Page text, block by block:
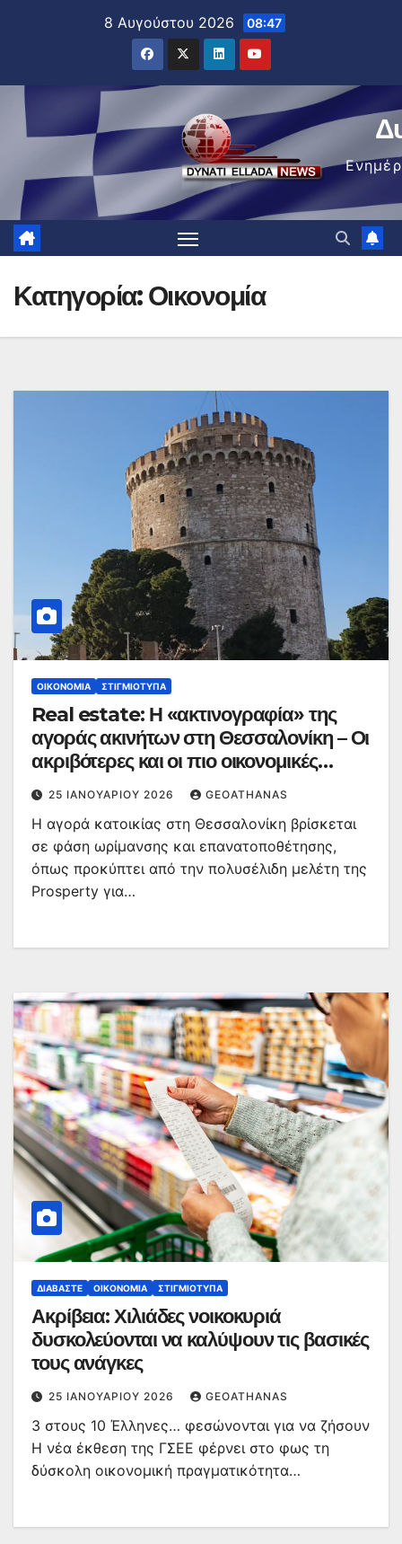
8 Αυγούστου 2026 08:47
Κατηγορία:Οικονομία
ΟΙΚΟΝΟΜΊΑ ΣΤΙΓΜΙΌΤΥΠΑ
Real estate: Η «ακτινογραφία» της
αγοράς ακινήτων στη Θεσσαλονίκη – Οι
ακριβότερες και οι πιο οικονομικές
περιοχές
25 ΙΑΝΟΥΑΡΊΟΥ 2026 GEOATHANAS
Η αγορά κατοικίας στη Θεσσαλονίκη βρίσκεται
σε φάση ωρίμανσης και επανατοποθέτησης,
όπως προκύπτει από την πολυσέλιδη μελέτη της
Prosperty για…
ΔΙΑΒΆΣΤΕ ΟΙΚΟΝΟΜΊΑ ΣΤΙΓΜΙΌΤΥΠΑ
Ακρίβεια: Χιλιάδες νοικοκυριά
δυσκολεύονται να καλύψουν τις βασικές
τους ανάγκες
25 ΙΑΝΟΥΑΡΊΟΥ 2026 GEOATHANAS
3 στους 10 Έλληνες… φεσώνονται για να ζήσουν
Η νέα έκθεση της ΓΣΕΕ φέρνει στο φως τη
δύσκολη οικονομική πραγματικότητα…